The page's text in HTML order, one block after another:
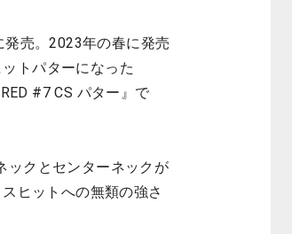
売。2023年の春に発売
トパターになった
#7 CS パター』で
ックとセンターネックが
ヒットへの無類の強さ